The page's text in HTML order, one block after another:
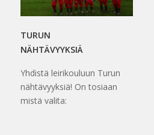
TURUN
NÄHTÄVYYKSIÄ
Yhdistä leirikouluun Turun
nähtävyyksiä! On tosiaan
mistä valita: